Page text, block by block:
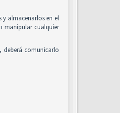
y almacenarlos en el
manipular cualquier
deberá comunicarlo